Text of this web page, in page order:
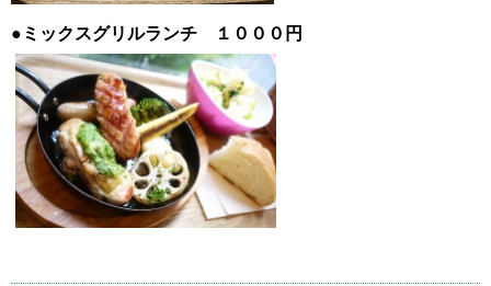
●ミックスグリルランチ １０００円